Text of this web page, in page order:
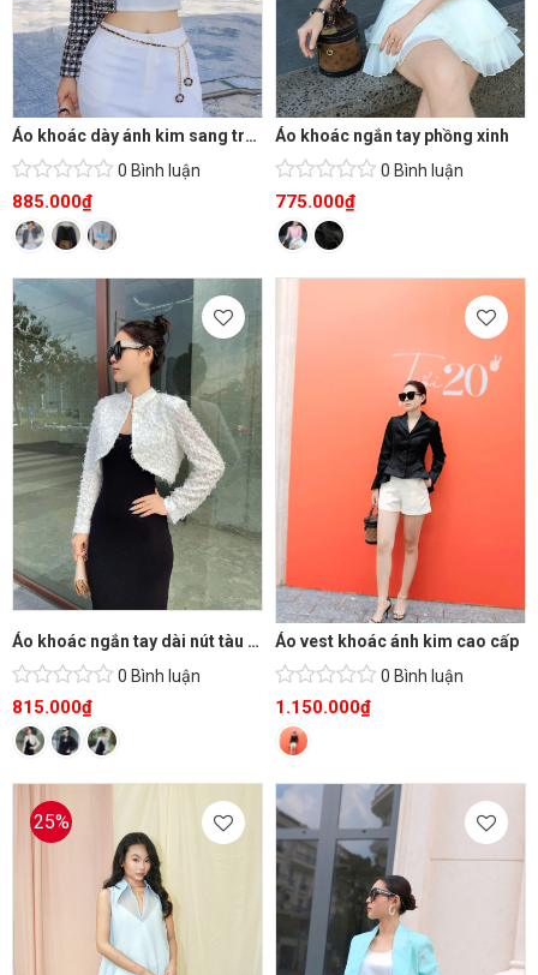
Áo khoác dày ánh kim sang trọng
0 Bình luận
885.000₫
Áo khoác ngắn tay phồng xinh
0 Bình luận
775.000₫
Áo khoác ngắn tay dài nút tàu sang trọng
0 Bình luận
815.000₫
Áo vest khoác ánh kim cao cấp
0 Bình luận
1.150.000₫
25%